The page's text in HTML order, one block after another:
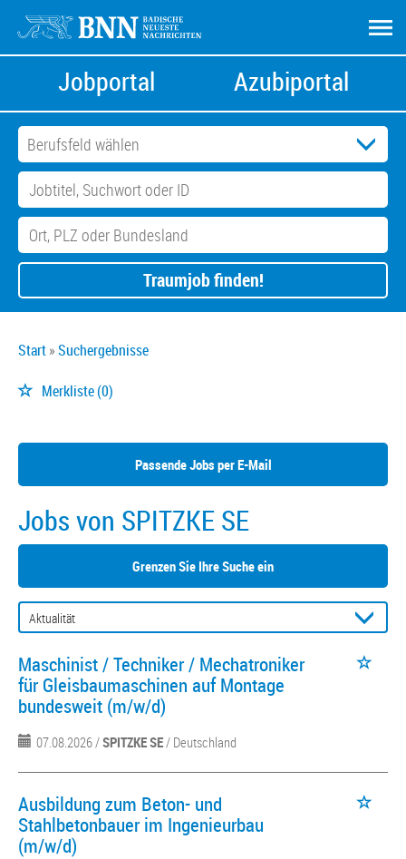
Jobportal Azubiportal
Traumjob finden!
Start Suchergebnisse
Merkliste(0)
Passende Jobs per E-Mail
Jobs von SPITZKE SE
Grenzen Sie Ihre Suche ein
Maschinist / Techniker / Mechatroniker
für Gleisbaumaschinen auf Montage
bundesweit (m/w/d)
07.08.2026 /SPITZKE SE/ Deutschland
Ausbildung zum Beton- und
Stahlbetonbauer im Ingenieurbau
(m/w/d)